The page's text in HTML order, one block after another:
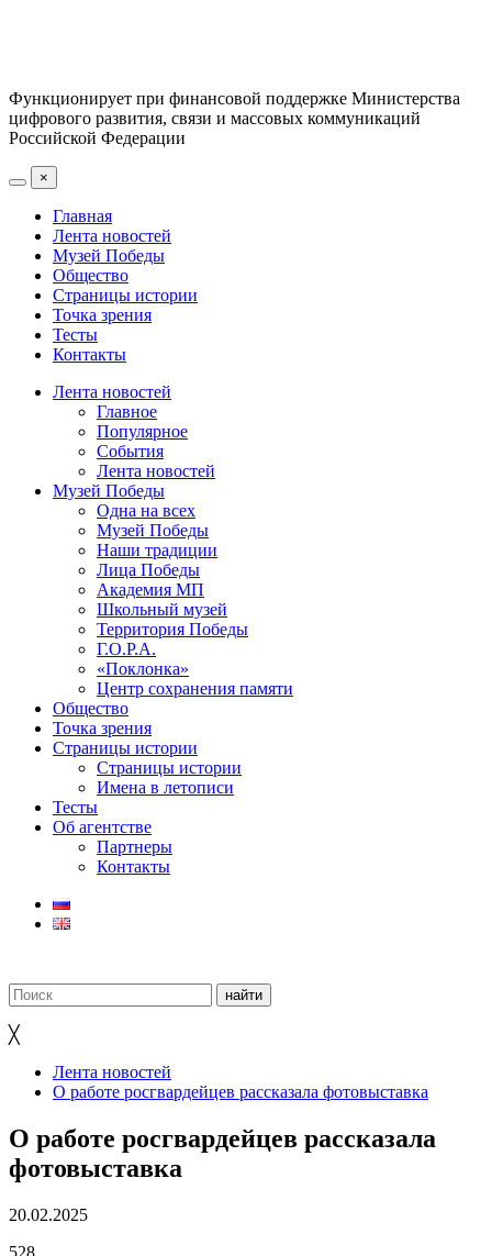
Функционирует при финансовой поддержке Министерства
цифрового развития, связи и массовых коммуникаций
Российской Федерации
×
Главная
Лента новостей
Музей Победы
Общество
Страницы истории
Точка зрения
Тесты
Контакты
Лента новостей
Главное
Популярное
События
Лента новостей
Музей Победы
Одна на всех
Музей Победы
Наши традиции
Лица Победы
Академия МП
Школьный музей
Территория Победы
Г.О.Р.А.
«Поклонка»
Центр сохранения памяти
Общество
Точка зрения
Страницы истории
Страницы истории
Имена в летописи
Тесты
Об агентстве
Партнеры
Контакты
╳
Лента новостей
О работе росгвардейцев рассказала фотовыставка
О работе росгвардейцев рассказала
фотовыставка
20.02.2025
528